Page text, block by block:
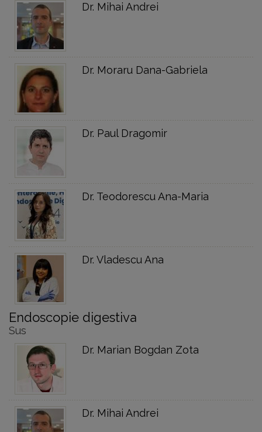
Dr. Mihai Andrei
Dr. Moraru Dana-Gabriela
Dr. Paul Dragomir
Dr. Teodorescu Ana-Maria
Dr. Vladescu Ana
Endoscopie digestiva
Sus
Dr. Marian Bogdan Zota
Dr. Mihai Andrei